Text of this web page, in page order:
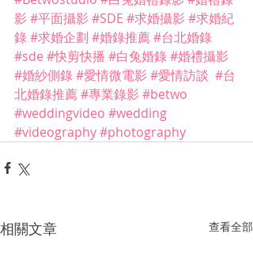
影 #平面攝影 #SDE #求婚攝影 #求婚紀
錄#求婚企劃 #婚錄推薦#台北婚錄
#sde #快剪快播 #白兔婚錄#婚禮攝影
#婚紗側錄#愛情微電影 #愛情訪談 #台
北婚錄推薦#專業錄影 #betwo
#weddingvideo #wedding
#videography#photography
相關文章 查看全部